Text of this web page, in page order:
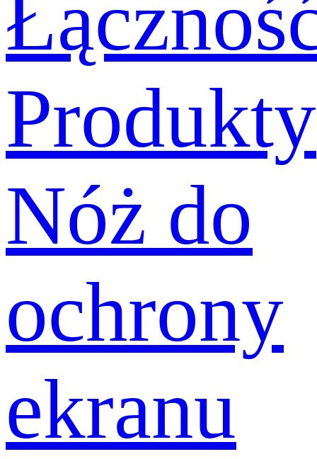
Produkty
Nóż do
ochrony
ekranu